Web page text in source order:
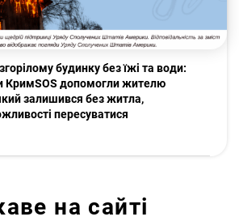
будинку без їжі та води:
КримSOS допомогли жителю
залишився без житла,
пересуватися
на сайті